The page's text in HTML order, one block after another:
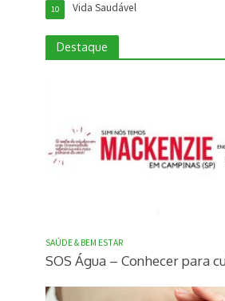
Vida Saudável
10
Destaque
SAÚDE & BEM ESTAR
SOS Água – Conhecer para